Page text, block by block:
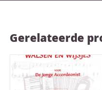
Gerelateerde